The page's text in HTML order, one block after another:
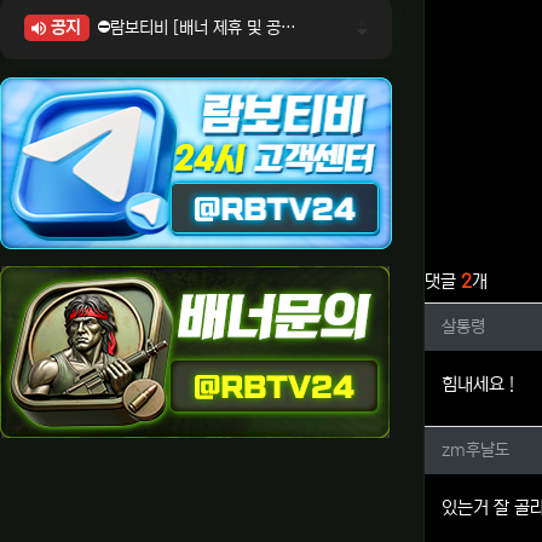
댓글 2개
살통령
살통령
힘내세요 !
zm후날
zm후날도
있는거 잘 골
공지
⛔람보티비 [배너 제휴 및 공식 입점 문의 안내]
⛔람보티비 [정회원 등급UP! 안내사항]
⛔람보티비 [채팅방 이용시 주의사항]
⛔람보티비 [공식보증업체 안내]